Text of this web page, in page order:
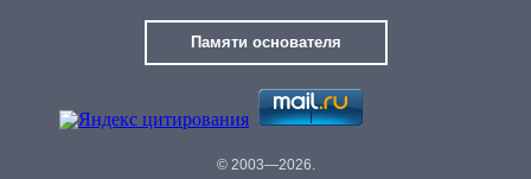
Памяти основателя
© 2003—2026.